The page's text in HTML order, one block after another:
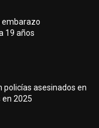
embarazo
19 años
policías asesinados en
en 2025